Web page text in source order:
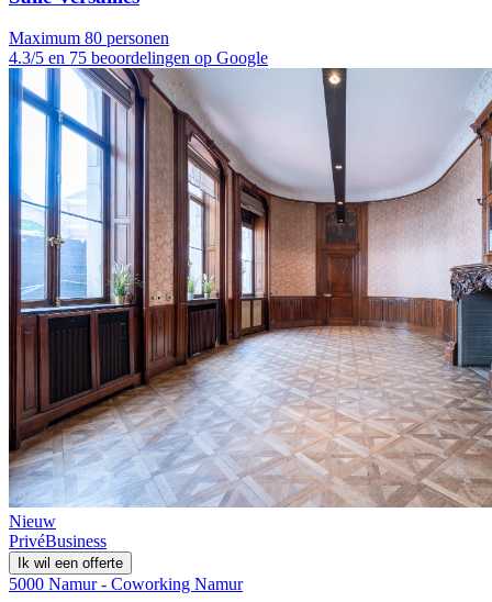
Maximum 80 personen
4.3/5 en 75 beoordelingen op Google
Nieuw
PrivéBusiness
Ik wil een offerte
5000 Namur - Coworking Namur